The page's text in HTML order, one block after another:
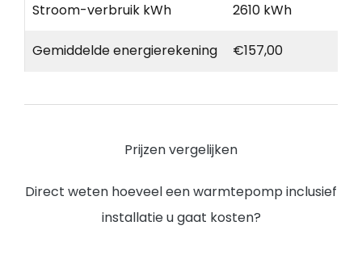
Stroom-verbruik kWh 2610 kWh
Gemiddelde energierekening €157,00
Prijzen vergelijken
Direct weten hoeveel een warmtepomp inclusief
installatie u gaat kosten?